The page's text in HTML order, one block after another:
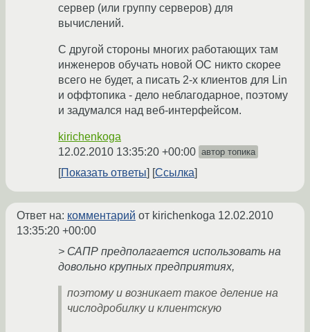
сервер (или группу серверов) для
вычислений.
С другой стороны многих работающих там
инженеров обучать новой ОС никто скорее
всего не будет, а писать 2-х клиентов для Lin
и оффтопика - дело неблагодарное, поэтому
и задумался над веб-интерфейсом.
kirichenkoga
12.02.2010 13:35:20 +00:00 автор топика
Показать ответы Ссылка
Ответ на: комментарий от kirichenkoga 12.02.2010
13:35:20 +00:00
> САПР предполагается использовать на
довольно крупных предприятиях,
поэтому и возникает такое деление на
числодробилку и клиентскую